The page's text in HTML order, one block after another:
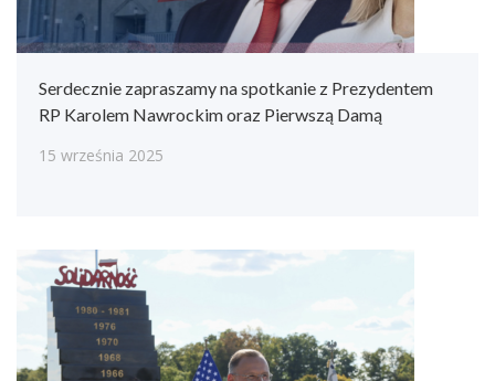
Serdecznie zapraszamy na spotkanie z Prezydentem
RP Karolem Nawrockim oraz Pierwszą Damą
15 września 2025